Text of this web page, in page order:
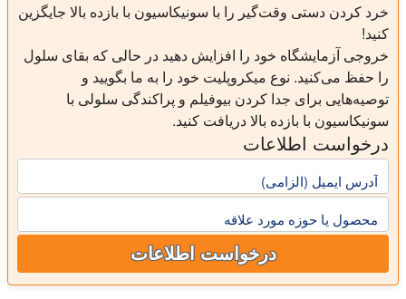
خرد کردن دستی وقت‌گیر را با سونیکاسیون با بازده بالا جایگزین
کنید!
خروجی آزمایشگاه خود را افزایش دهید در حالی که بقای سلول
را حفظ می‌کنید. نوع میکروپلیت خود را به ما بگویید و
توصیه‌هایی برای جدا کردن بیوفیلم و پراکندگی سلولی با
سونیکاسیون با بازده بالا دریافت کنید.
درخواست اطلاعات
آدرس ایمیل (الزامی)
محصول یا حوزه مورد علاقه
درخواست اطلاعات